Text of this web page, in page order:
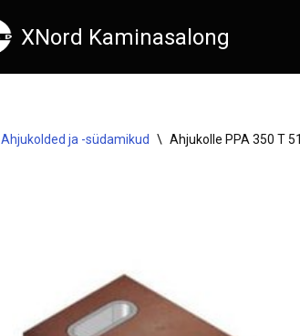
XNord Kaminasalong
Ahjukolded ja -südamikud \ Ahjukolle PPA 350 T